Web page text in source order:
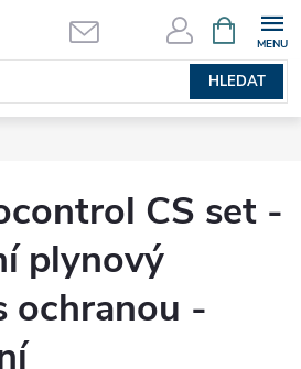
HLEDAT
NÁKUPNÍ
KOŠÍK
CS set -
plynový
ochranou -